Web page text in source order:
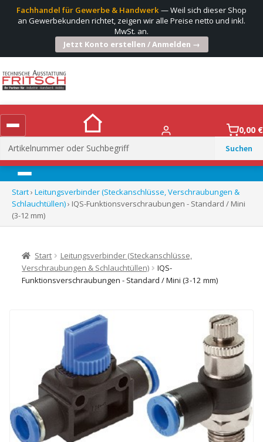
Fachhandel für Gewerbe & Handwerk— Weil sich dieser Shop
an Gewerbekunden richtet, zeigen wir alle Preise netto und inkl.
MwSt. an.
Jetzt Konto erstellen / Anmelden →
Suchen
nach:
0,00 €
Menü
Start› Leitungsverbinder (Steckanschlüsse, Verschraubungen &
Schlauchtüllen)› IQS-Funktionsverschraubungen - Standard / Mini
(3-12 mm)
Start
Leitungsverbinder (Steckanschlüsse,
Verschraubungen & Schlauchtüllen)
IQS-
Funktionsverschraubungen - Standard / Mini (3-12 mm)